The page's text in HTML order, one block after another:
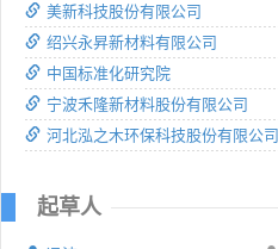
美新科技股份有限公司
绍兴永昇新材料有限公司
中国标准化研究院
宁波禾隆新材料股份有限公司
河北泓之木环保科技股份有限公司
起草人